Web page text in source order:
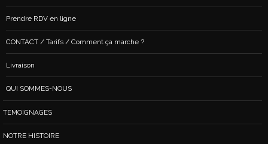
Prendre RDV en ligne
CONTACT / Tarifs / Comment ça marche ?
Livraison
QUI SOMMES-NOUS
TEMOIGNAGES
NOTRE HISTOIRE